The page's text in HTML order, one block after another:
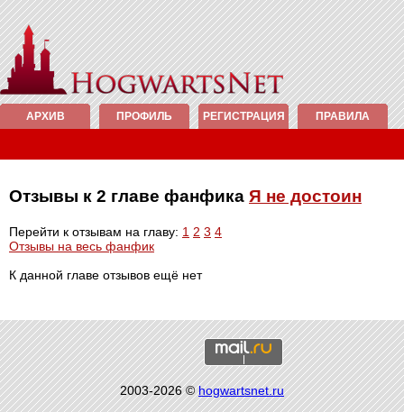
АРХИВ ПРОФИЛЬ РЕГИСТРАЦИЯ ПРАВИЛА
Отзывы к 2 главе фанфика Я не достоин
Перейти к отзывам на главу: 1 2 3 4
Отзывы на весь фанфик
К данной главе отзывов ещё нет
2003-2026 ©hogwartsnet.ru